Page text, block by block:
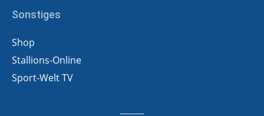
Sonstiges
Shop
Stallions-Online
Sport-Welt TV